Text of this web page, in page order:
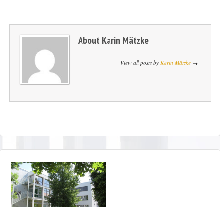
About Karin Mätzke
View all posts by Karin Mätzke